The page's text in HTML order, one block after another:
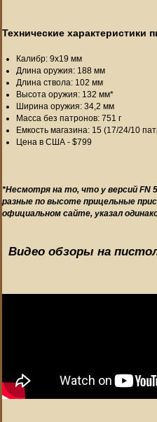
Технические характеристики
Калибр: 9x19 мм
Длина оружия: 188 мм
Длина ствола: 102 мм
Высота оружия: 132 мм*
Ширина оружия: 34,2 мм
Масса без патронов: 751 г
Емкость магазина: 15 (17/24/10
Цена в США - $799
*Несмотря на то, что у версий FN
разные по высоте прицельные
официальном сайте, указал
Видео обзоры на